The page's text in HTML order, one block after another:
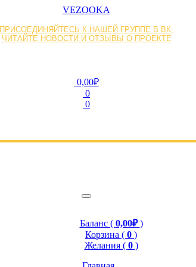
VEZOOKA
ПРИСОЕДИНЯЙТЕСЬ К НАШЕЙ ГРУППЕ В ВК,
ЧИТАЙТЕ НОВОСТИ И ОТЗЫВЫ О ПРОЕКТЕ
0,00₽
0
0
Баланс ( 0,00₽)
Корзина ( 0 )
Желания ( 0 )